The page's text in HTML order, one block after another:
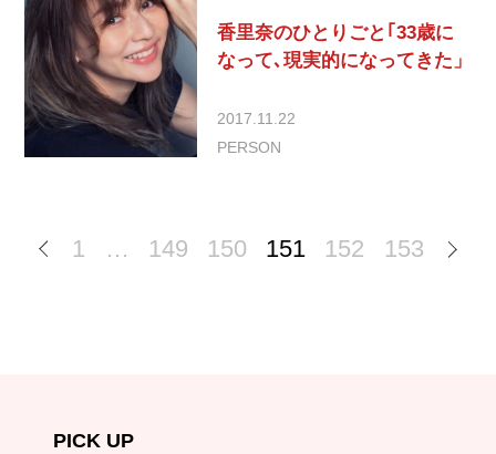
香里奈のひとりごと｢33歳に
なって､現実的になってきた」
2017.11.22
PERSON
1 … 149 150 151 152 153
PICK UP